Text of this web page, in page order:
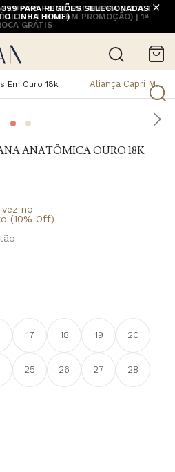
CUPOM PRIMEIRACOMPRA (EXCETO
E ITENS EM PROMOÇÃO) | 1ª
GRÁTIS
PARA REGIÕES SELECIONADAS
LINHA HOME)
Em Ouro 18k Aliança Capri Meia Cana Anatômica Ouro 18k
ANATÔMICA OURO 18K
no
(10% Off)
17 18 19 20
25 26 27 28